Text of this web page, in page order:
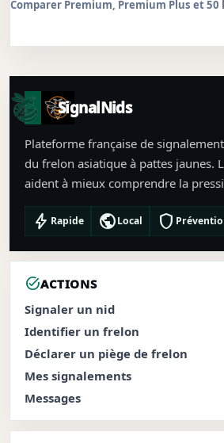
Comparer Premium, Premium Plus et 50
SignalNids
Plateforme française de
du frelon asiatique à pattes jaunes.
aident à mieux comprendre la
bolt Rapide publicLocal shield
task_altACTIONS
Signaler un nid
Identifier un frelon
Déclarer un piège de frelon
Mes signalements
Messages